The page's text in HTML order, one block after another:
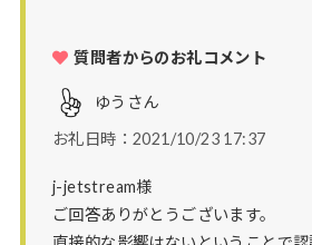
質問者からのお礼コメント
ゆう さん
お礼日時：2021/10/23 17:37
j-jetstream様
ご回答ありがとうございます。